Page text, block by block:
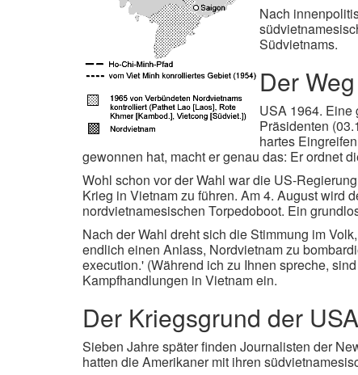
Nach
Südvietnams.
Der
USA 1964. Eine
Präsidenten
hartes
gewonnen hat, macht er genau das: Er ordnet
Wohl schon vor der Wahl war die US-
Krieg in Vietnam zu führen. Am 4. August wird
nordvietnamesischen Torpedoboot. Ein
Nach der Wahl dreht sich die Stimmung im
endlich einen Anlass, Nordvietnam zu
execution.' (Während ich zu Ihnen spreche,
Kampfhandlungen in Vietnam ein.
Der Kriegsgrund der
Sieben Jahre später finden Journalisten der
hatten die Amerikaner mit ihren